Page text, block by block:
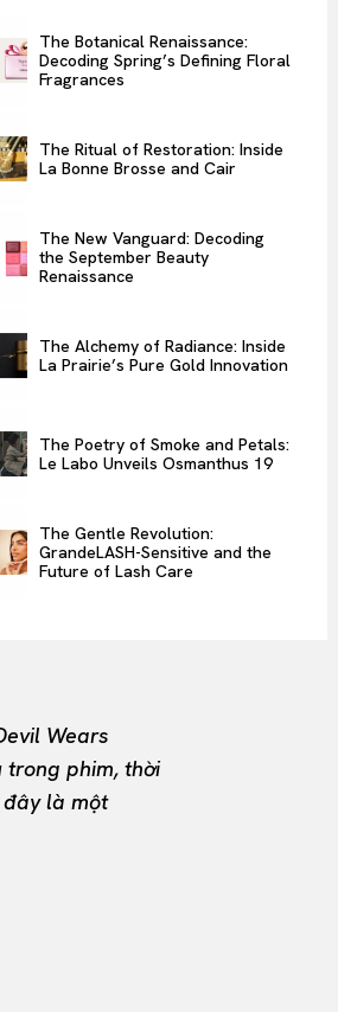
INDUSTRY
UNIVERSE
MOTION
Wears
trong phim, thời
đây là một
The Botanical Renaissance:
Decoding Spring’s Defining Floral
Fragrances
The Ritual of Restoration: Inside
La Bonne Brosse and Cair
The New Vanguard: Decoding
the September Beauty
Renaissance
The Alchemy of Radiance: Inside
La Prairie’s Pure Gold Innovation
The Poetry of Smoke and Petals:
Le Labo Unveils Osmanthus 19
The Gentle Revolution:
GrandeLASH-Sensitive and the
Future of Lash Care